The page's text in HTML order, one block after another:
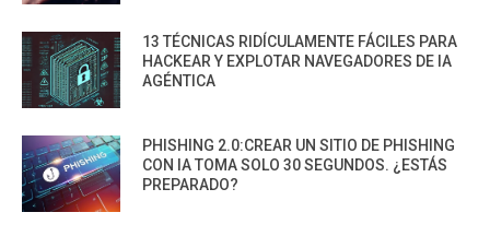
13 TÉCNICAS RIDÍCULAMENTE FÁCILES PARA
HACKEAR Y EXPLOTAR NAVEGADORES DE IA
AGÉNTICA
PHISHING 2.0:CREAR UN SITIO DE PHISHING
CON IA TOMA SOLO 30 SEGUNDOS. ¿ESTÁS
PREPARADO?